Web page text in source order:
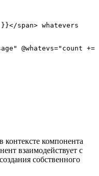
контексте компонента
взаимодействует с
собственного